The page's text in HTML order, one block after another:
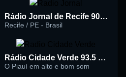
Rádio Jornal de Recife 90.3 FM
Recife / PE - Brasil
Rádio Cidade Verde 93.5 FM
O Piauí em alto e bom som